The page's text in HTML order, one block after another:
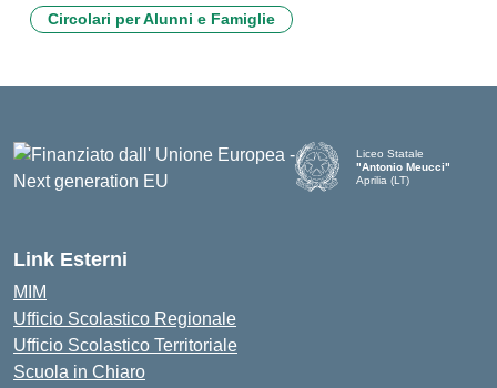
Circolari per Alunni e Famiglie
Liceo Statale
"Antonio Meucci"
Aprilia (LT)
Link Esterni
MIM
Ufficio Scolastico Regionale
Ufficio Scolastico Territoriale
Scuola in Chiaro